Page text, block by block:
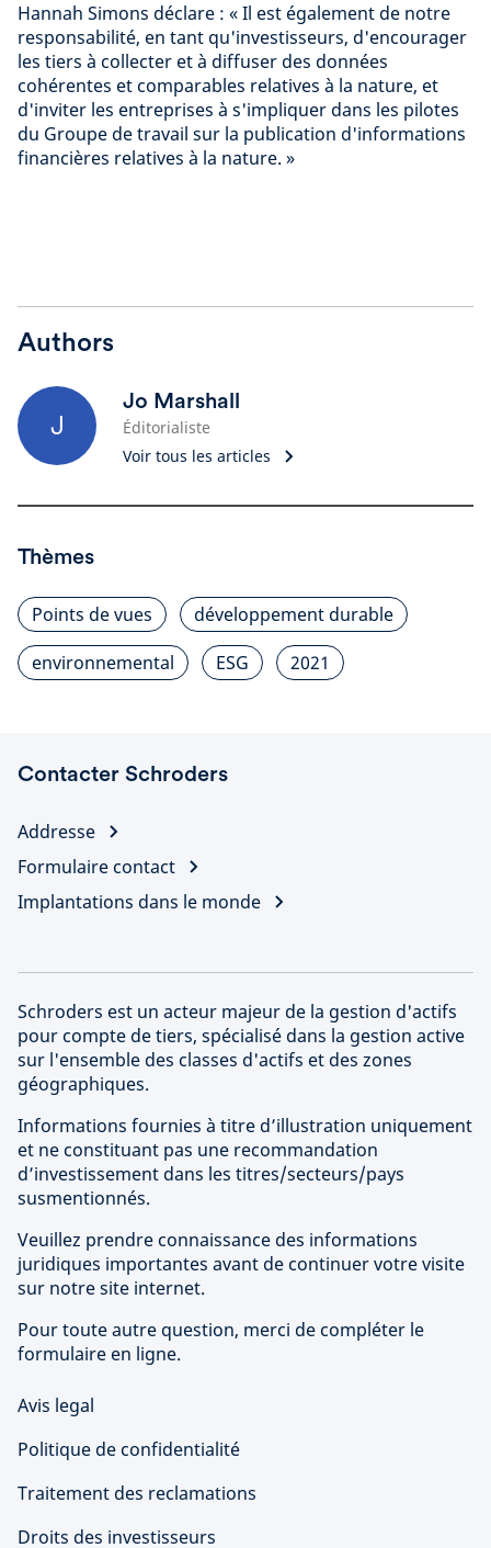
Hannah Simons déclare : « Il est également de notre
responsabilité, en tant qu'investisseurs, d'encourager
les tiers à collecter et à diffuser des données
cohérentes et comparables relatives à la nature, et
d'inviter les entreprises à s'impliquer dans les pilotes
du Groupe de travail sur la publication d'informations
financières relatives à la nature. »
Authors
J
Jo Marshall
Éditorialiste
Voir tous les articles
Thèmes
Points de vues
développement durable
environnemental
ESG 2021
Contacter Schroders
Addresse
Formulaire contact
Implantations dans le monde
Schroders est un acteur majeur de la gestion d'actifs
pour compte de tiers, spécialisé dans la gestion active
sur l'ensemble des classes d'actifs et des zones
géographiques.
Informations fournies à titre d’illustration uniquement
et ne constituant pas une recommandation
d’investissement dans les titres/secteurs/pays
susmentionnés.
Veuillez prendre connaissance des informations
juridiques importantes avant de continuer votre visite
sur notre site internet.
Pour toute autre question, merci de compléter le
formulaire en ligne.
Avis legal
Politique de confidentialité
Traitement des reclamations
Droits des investisseurs